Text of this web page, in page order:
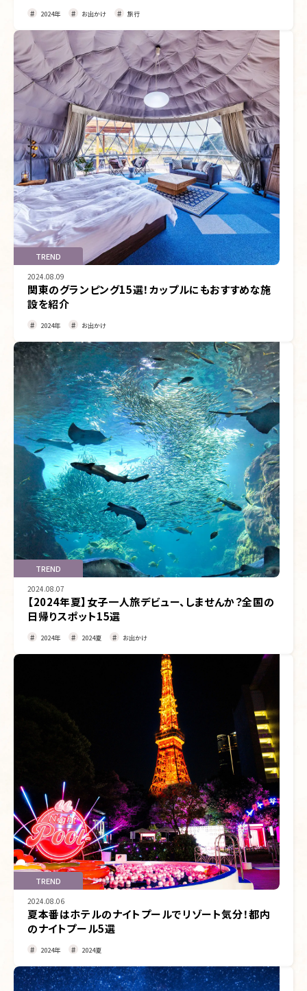
2024年 お出かけ 旅行
TREND
2024.08.09
関東のグランピング15選！カップルにもおすすめな施
設を紹介
2024年 お出かけ
TREND
2024.08.07
【2024年夏】女子一人旅デビュー、しませんか？全国の
日帰りスポット15選
2024年 2024夏 お出かけ
TREND
2024.08.06
夏本番はホテルのナイトプールでリゾート気分！都内
のナイトプール5選
2024年 2024夏